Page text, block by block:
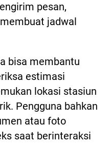
pesan,
jadwal
bisa membantu
estimasi
lokasi stasiun
Pengguna bahkan
atau foto
saat berinteraksi